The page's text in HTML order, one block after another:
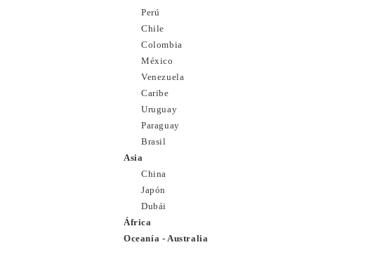
Perú
Chile
Colombia
México
Venezuela
Caribe
Uruguay
Paraguay
Brasil
Asia
China
Japón
Dubái
África
Oceanía - Australia